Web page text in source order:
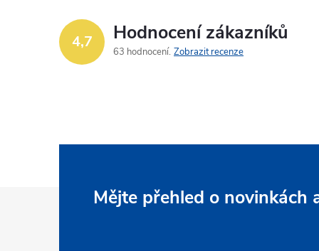
4,7 Hodnocení zákazníků
63 hodnocení Zobrazit recenze
Mějte přehled o novinkách